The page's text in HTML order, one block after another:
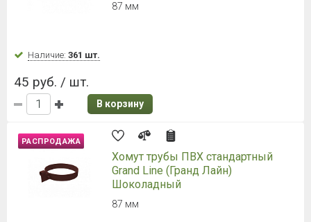
87 мм
Наличие: 361 шт.
45 руб. / шт.
В корзину
РАСПРОДАЖА
Хомут трубы ПВХ стандартный
Grand Line (Гранд Лайн)
Шоколадный
87 мм